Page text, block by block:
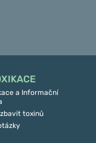
a Informační
toxinů